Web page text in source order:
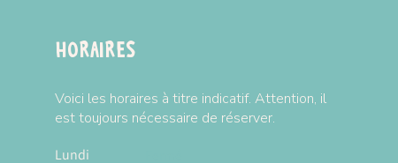
Horaires
Voici les horaires à titre indicatif. Attention, il
est toujours nécessaire de réserver.
Lundi